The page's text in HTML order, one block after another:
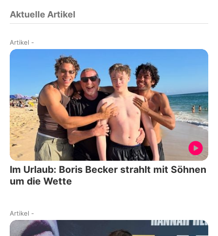
Aktuelle Artikel
Artikel -
Im Urlaub: Boris Becker strahlt mit Söhnen
um die Wette
Artikel -